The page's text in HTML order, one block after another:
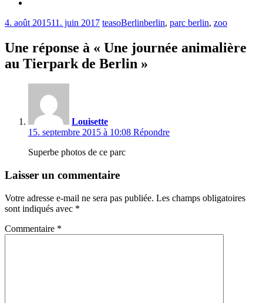
4. août 201511. juin 2017 teasoBerlinberlin, parc berlin, zoo
Une réponse à « Une journée animalière
au Tierpark de Berlin »
Louisette
15. septembre 2015 à 10:08 Répondre
Superbe photos de ce parc
Laisser un commentaire
Votre adresse e-mail ne sera pas publiée. Les champs obligatoires
sont indiqués avec *
Commentaire *